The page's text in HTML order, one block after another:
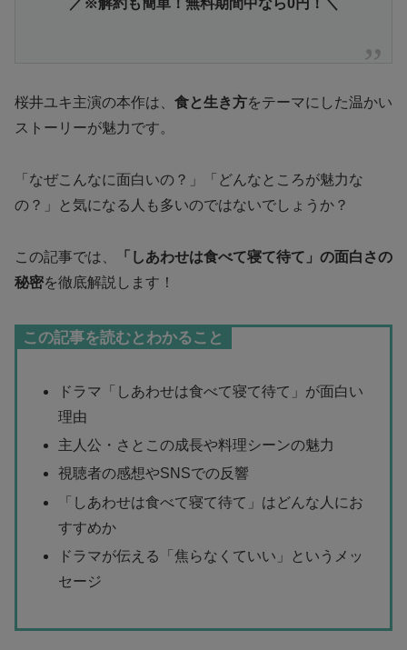
／※解約も簡単！無料期間中なら0円！＼
桜井ユキ主演の本作は、 食と生き方をテーマにした温かい
ストーリーが魅力です。
「なぜこんなに面白いの？」「どんなところが魅力な
の？」と気になる人も多いのではないでしょうか？
この記事では、
「しあわせは食べて寝て待て」の面白さの
秘密を徹底解説します！
この記事を読むとわかること
ドラマ「しあわせは食べて寝て待て」が面白い
理由
主人公・さとこの成長や料理シーンの魅力
視聴者の感想やSNSでの反響
「しあわせは食べて寝て待て」はどんな人にお
すすめか
ドラマが伝える「焦らなくていい」というメッ
セージ